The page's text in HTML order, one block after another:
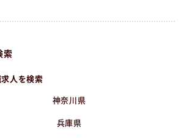
索
人を検索
神奈川県
兵庫県